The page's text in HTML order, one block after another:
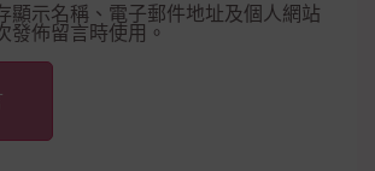
顯示名稱、電子郵件地址及個人網站
發佈留言時使用。